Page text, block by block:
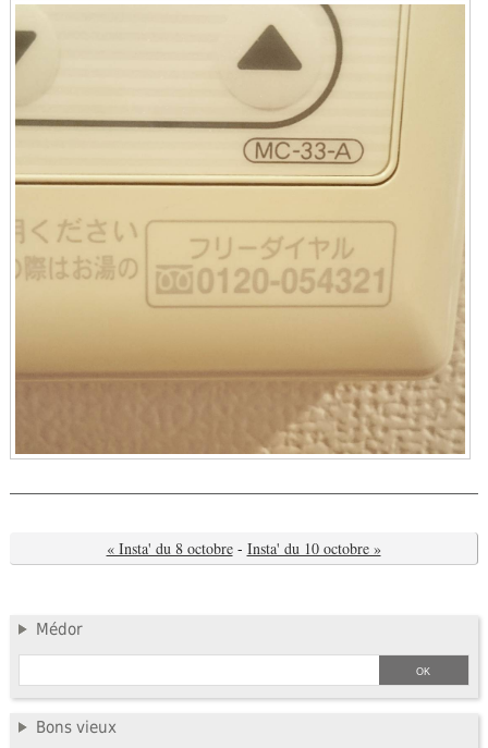
« Insta' du 8 octobre - Insta' du 10 octobre »
Médor
Bons vieux